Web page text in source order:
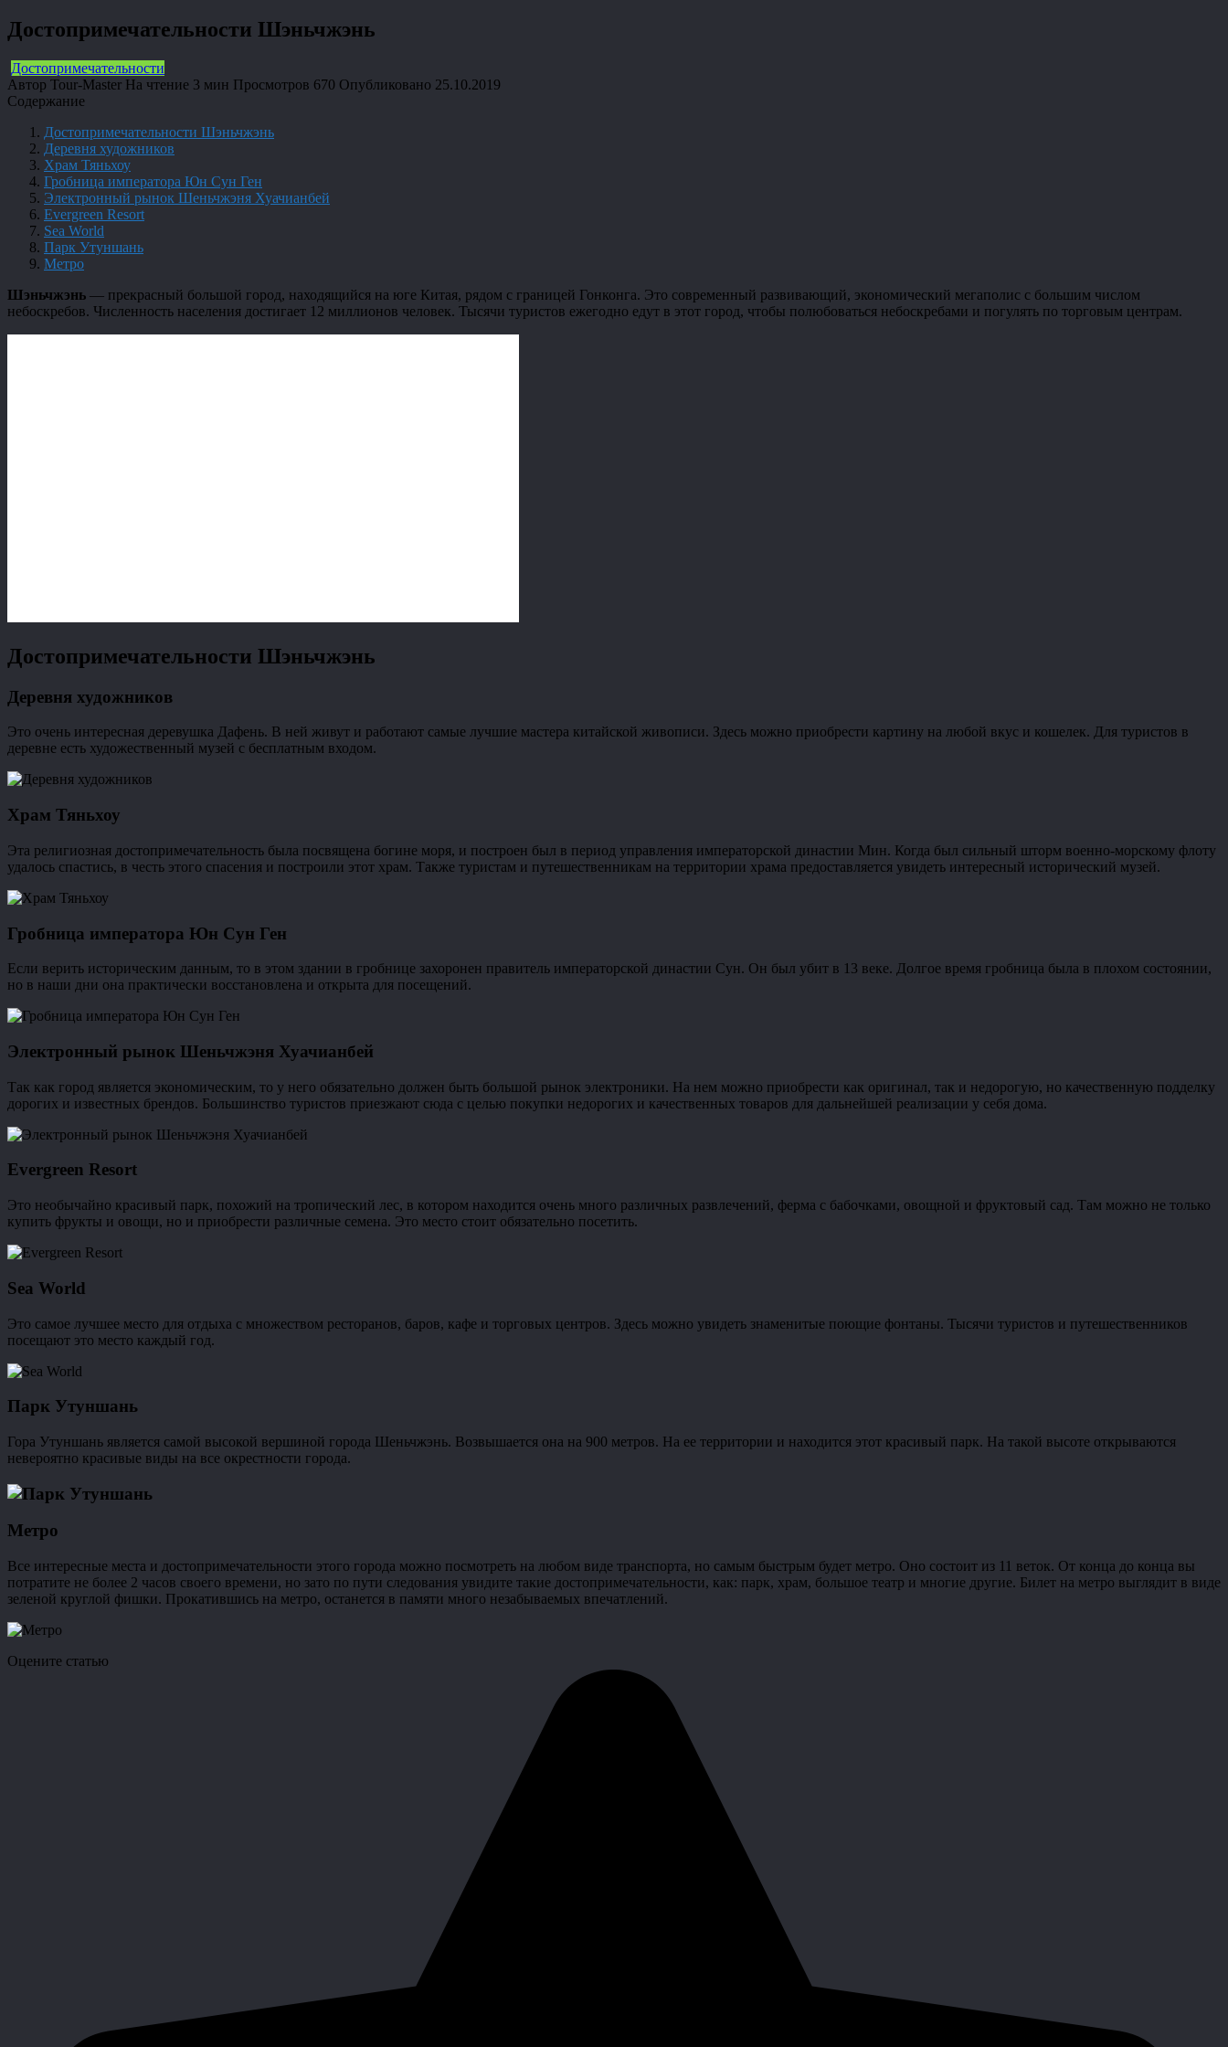
Достопримечательности Шэньчжэнь
Достопримечательности
Автор Tour-Master На чтение 3 мин Просмотров 670 Опубликовано 25.10.2019
Содержание
Достопримечательности Шэньчжэнь
Деревня художников
Храм Тяньхоу
Гробница императора Юн Сун Ген
Электронный рынок Шеньчжэня Хуачианбей
Evergreen Resort
Sea World
Парк Утуншань
Метро
Шэньчжэнь — прекрасный большой город, находящийся на юге Китая, рядом с границей Гонконга. Это современный развивающий, экономический мегаполис с большим числом
небоскребов. Численность населения достигает 12 миллионов человек. Тысячи туристов ежегодно едут в этот город, чтобы полюбоваться небоскребами и погулять по торговым центрам.
Достопримечательности Шэньчжэнь
Деревня художников
Это очень интересная деревушка Дафень. В ней живут и работают самые лучшие мастера китайской живописи. Здесь можно приобрести картину на любой вкус и кошелек. Для туристов в
деревне есть художественный музей с бесплатным входом.
Храм Тяньхоу
Эта религиозная достопримечательность была посвящена богине моря, и построен был в период управления императорской династии Мин. Когда был сильный шторм военно-морскому флоту
удалось спастись, в честь этого спасения и построили этот храм. Также туристам и путешественникам на территории храма предоставляется увидеть интересный исторический музей.
Гробница императора Юн Сун Ген
Если верить историческим данным, то в этом здании в гробнице захоронен правитель императорской династии Сун. Он был убит в 13 веке. Долгое время гробница была в плохом состоянии,
но в наши дни она практически восстановлена и открыта для посещений.
Электронный рынок Шеньчжэня Хуачианбей
Так как город является экономическим, то у него обязательно должен быть большой рынок электроники. На нем можно приобрести как оригинал, так и недорогую, но качественную подделку
дорогих и известных брендов. Большинство туристов приезжают сюда с целью покупки недорогих и качественных товаров для дальнейшей реализации у себя дома.
Evergreen Resort
Это необычайно красивый парк, похожий на тропический лес, в котором находится очень много различных развлечений, ферма с бабочками, овощной и фруктовый сад. Там можно не только
купить фрукты и овощи, но и приобрести различные семена. Это место стоит обязательно посетить.
Sea World
Это самое лучшее место для отдыха с множеством ресторанов, баров, кафе и торговых центров. Здесь можно увидеть знаменитые поющие фонтаны. Тысячи туристов и путешественников
посещают это место каждый год.
Парк Утуншань
Гора Утуншань является самой высокой вершиной города Шеньчжэнь. Возвышается она на 900 метров. На ее территории и находится этот красивый парк. На такой высоте открываются
невероятно красивые виды на все окрестности города.
Метро
Все интересные места и достопримечательности этого города можно посмотреть на любом виде транспорта, но самым быстрым будет метро. Оно состоит из 11 веток. От конца до конца вы
потратите не более 2 часов своего времени, но зато по пути следования увидите такие достопримечательности, как: парк, храм, большое театр и многие другие. Билет на метро выглядит в виде
зеленой круглой фишки. Прокатившись на метро, останется в памяти много незабываемых впечатлений.
Оцените статью